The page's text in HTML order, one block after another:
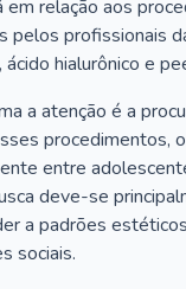
em relação aos
pelos profissionais
hialurônico e
a atenção é a
procedimentos,
entre
deve-se
a padrões
sociais.